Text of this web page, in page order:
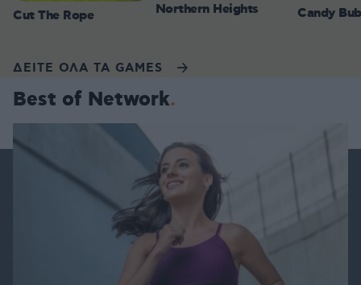
Cut The Rope Northern Heights Candy
ΔΕΙΤΕ ΟΛΑ ΤΑ GAMES
Best of Network